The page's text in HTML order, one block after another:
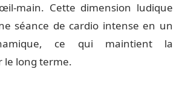
main. Cette dimension ludique
séance de cardio intense en un
ce qui maintient la
le long terme.